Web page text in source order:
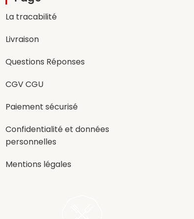
La tracabilité
Livraison
Questions Réponses
CGV CGU
Paiement sécurisé
Confidentialité et données
personnelles
Mentions légales